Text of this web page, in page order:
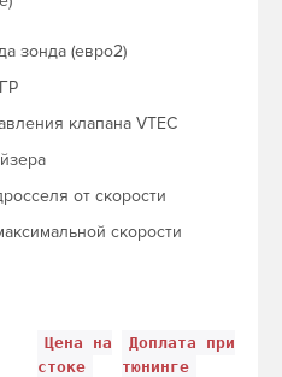
зонда (евро2)
клапана VTEC
от скорости
скорости
Цена на
стоке
Доплата при
тюнинге